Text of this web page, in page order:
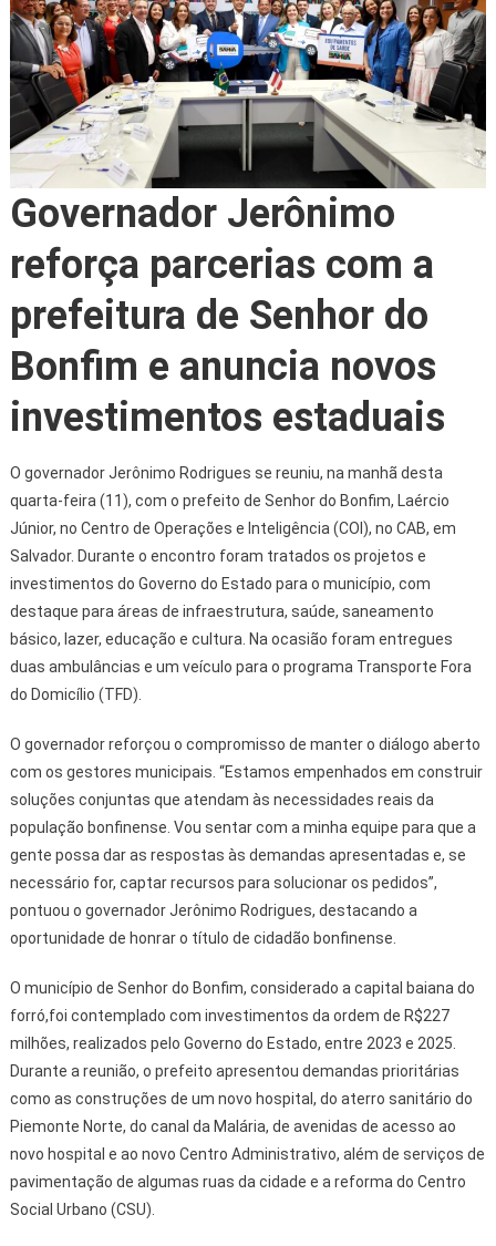
Governador Jerônimo
reforça parcerias com a
prefeitura de Senhor do
Bonfim e anuncia novos
investimentos estaduais
O governador Jerônimo Rodrigues se reuniu, na manhã desta
quarta-feira (11), com o prefeito de Senhor do Bonfim, Laércio
Júnior, no Centro de Operações e Inteligência (COI), no CAB, em
Salvador. Durante o encontro foram tratados os projetos e
investimentos do Governo do Estado para o município, com
destaque para áreas de infraestrutura, saúde, saneamento
básico, lazer, educação e cultura. Na ocasião foram entregues
duas ambulâncias e um veículo para o programa Transporte Fora
do Domicílio (TFD).
O governador reforçou o compromisso de manter o diálogo aberto
com os gestores municipais. “Estamos empenhados em construir
soluções conjuntas que atendam às necessidades reais da
população bonfinense. Vou sentar com a minha equipe para que a
gente possa dar as respostas às demandas apresentadas e, se
necessário for, captar recursos para solucionar os pedidos”,
pontuou o governador Jerônimo Rodrigues, destacando a
oportunidade de honrar o título de cidadão bonfinense.
O município de Senhor do Bonfim, considerado a capital baiana do
forró,foi contemplado com investimentos da ordem de R$227
milhões, realizados pelo Governo do Estado, entre 2023 e 2025.
Durante a reunião, o prefeito apresentou demandas prioritárias
como as construções de um novo hospital, do aterro sanitário do
Piemonte Norte, do canal da Malária, de avenidas de acesso ao
novo hospital e ao novo Centro Administrativo, além de serviços de
pavimentação de algumas ruas da cidade e a reforma do Centro
Social Urbano (CSU).